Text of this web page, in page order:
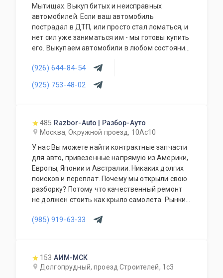
Мытищах. Выкуп битых и неисправных
автомобилей. Если ваш автомобиль
пострадал в ДТП, или просто стал ломаться, и
нет сил уже заниматься им - мы готовы купить
его. Выкупаем автомобили в любом состоянии.
по фото. Наши специалисты приедут, оформят
договор, вывезут автомобиль на эвакуаторе.
(926) 644-84-54
(925) 753-48-02
485 Razbor-Auto | Разбор-Ауто
Москва, Окружной проезд, 10Ас10
У нас Вы можете найти контрактные запчасти
для авто, привезенные напрямую из Америки,
Европы, Японии и Австралии. Никаких долгих
поисков и переплат. Почему мы открыли свою
разборку? Потому что качественный ремонт
не должен стоить как крыло самолета. Рынки
отличных доноров с живыми узлами. Мы
(985) 919-63-33
153 АИМ-МСК
Долгопрудный, проезд Строителей, 1с3